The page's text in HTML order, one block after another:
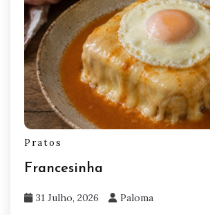
Pratos
Francesinha
31 Julho, 2026 Paloma